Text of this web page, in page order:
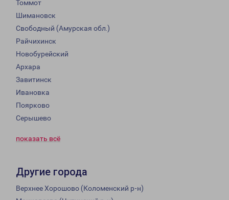
Томмот
Шимановск
Свободный (Амурская обл.)
Райчихинск
Новобурейский
Архара
Завитинск
Ивановка
Поярково
Серышево
показать всё
Другие города
Верхнее Хорошово (Коломенский р-н)